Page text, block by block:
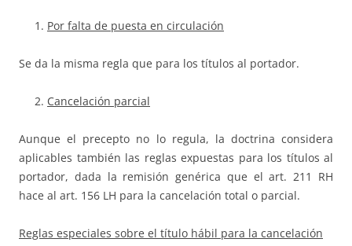
Por falta de puesta en circulación
Se da la misma regla que para los títulos al portador.
Cancelación parcial
Aunque el precepto no lo regula, la doctrina considera
aplicables también las reglas expuestas para los títulos al
portador, dada la remisión genérica que el art. 211 RH
hace al art. 156 LH para la cancelación total o parcial.
Reglas especiales sobre el título hábil para la cancelación